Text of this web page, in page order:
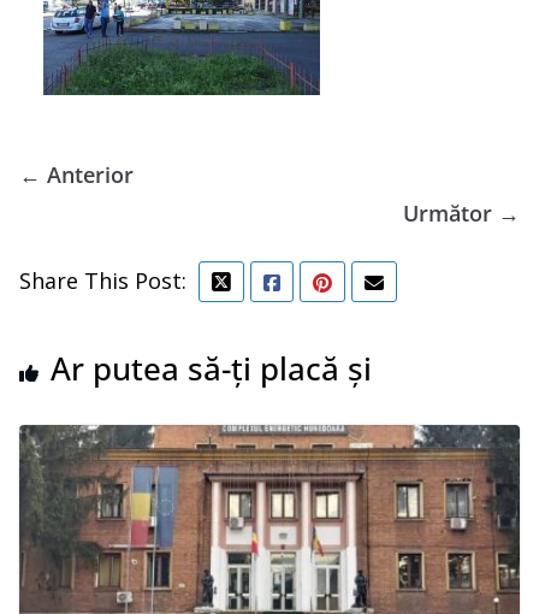
← Anterior
Următor →
Share This Post:
Ar putea să-ți placă și